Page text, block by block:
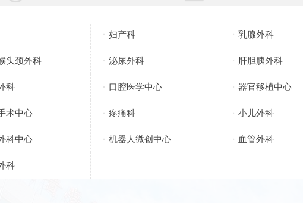
妇产科 乳腺外科
头颈外科 泌尿外科 肝胆胰外科
科 口腔医学中心 器官移植中心
术中心 疼痛科 小儿外科
科中心 机器人微创中心 血管外科
科